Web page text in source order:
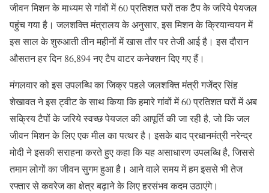
जीवन मिशन के माध्यम से गांवों में 60 प्रतिशत घरों तक टैप के जरिये पेयजल
पहुंच गया है। जलशक्ति मंत्रालय के अनुसार, इस मिशन के क्रियान्वयन में
इस साल के शुरुआती तीन महीनों में खास तौर पर तेजी आई है। इस दौरान
औसतन हर दिन 86,894 नए टैप वाटर कनेक्शन दिए गए हैं।
मंगलवार को इस उपलब्धि का जिक्र पहले जलशक्ति मंत्री गजेंद्र सिंह
शेखावत ने इस ट्वीट के साथ किया कि हमारे गांवों में 60 प्रतिशत घरों में अब
सक्रिय टैपों के जरिये स्वच्छ पेयजल की आपूर्ति की जा रही है, जो कि जल
जीवन मिशन के लिए एक मील का पत्थर है। इसके बाद प्रधानमंत्री नरेन्द्र
मोदी ने इसकी सराहना करते हुए कहा कि यह असाधारण उपलब्धि है, जिससे
तमाम लोगों का जीवन सुगम हुआ है। आने वाले समय में हम इससे भी तेज
रफ्तार से कवरेज का क्षेत्र बढ़ाने के लिए हरसंभव कदम उठाएंगे।